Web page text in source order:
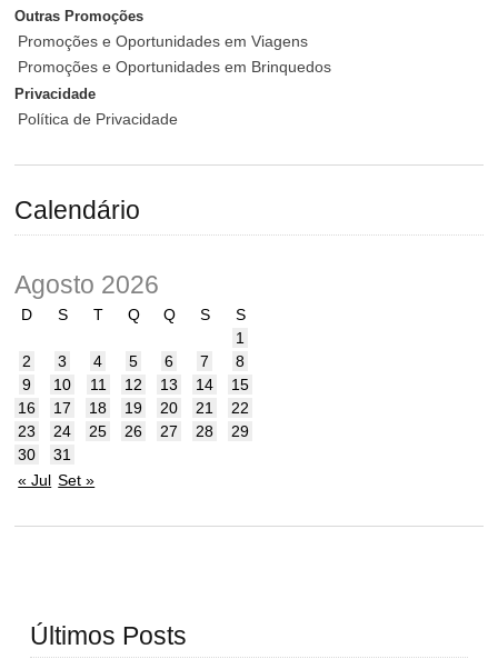
Outras Promoções
Promoções e Oportunidades em Viagens
Promoções e Oportunidades em Brinquedos
Privacidade
Política de Privacidade
Calendário
Agosto 2026
D S T Q Q S
S
1
2
3 4 5 6 7
8
9
10 11 12 13 14
15
16
17 18 19 20 21
22
23
24 25 26 27 28
29
30
31
« Jul Set »
Últimos Posts